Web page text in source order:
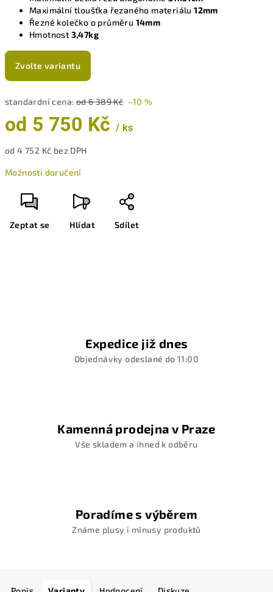
Maximální tloušťka řezaného materiálu12mm
Řezné kolečko o průměru 14mm
Hmotnost 3,47kg
Zvolte variantu
standardní cena: od 6 389 Kč –10 %
od 5 750 Kč / ks
od4 752 Kč bez DPH
cena:
Možnosti doručení
Zeptat se Hlídat Sdílet
Expedice již dnes
Objednávky odeslané do 11:00
Kamenná prodejna v Praze
Vše skladem a ihned k odběru
Poradíme s výběrem
Známe plusy i mínusy produktů